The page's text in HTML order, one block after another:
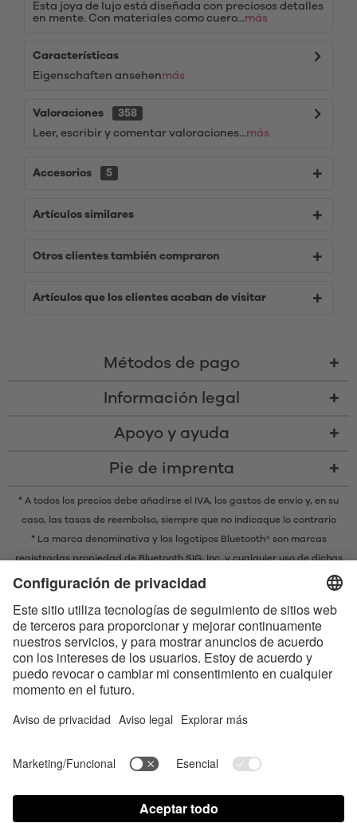
Esta joya de lujo está diseñada con preciosos detalles
en mente. Con materiales como cuero...más
Características
Eigenschaften ansehenmás
Valoraciones
358
Leer, escribir y comentar valoraciones...más
Accesorios 5
Artículos similares
Otros clientes también compraron
Artículos que los clientes acaban de visitar
Métodos de pago
Información legal
Apoyo y ayuda
Pie de imprenta
* A todos los precios debe añadirse el IVA, los gastos de envío y, en su
caso, las tasas de reembolso, siempre que no indicaque lo contrario
* La marca denominativa y los logotipos Bluetooth® son marcas
registradas propiedad de Bluetooth SIG, Inc. y cualquier uso de dichas
marcas por parte de EIS GmbH se realiza bajo licencia.